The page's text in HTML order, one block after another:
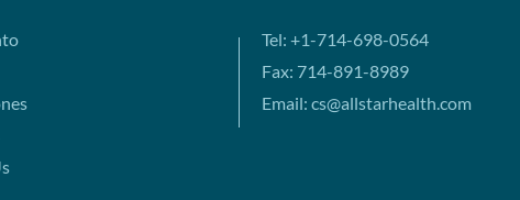
Tel: +1-714-698-0564
Fax: 714-891-8989
Email: cs@allstarhealth.com